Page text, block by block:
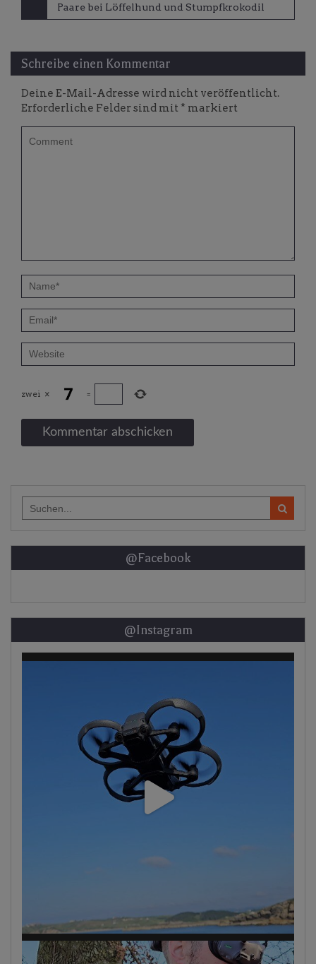
Paare bei Löffelhund und Stumpfkrokodil
Schreibe einen Kommentar
Deine E-Mail-Adresse wird nicht veröffentlicht.
Erforderliche Felder sind mit * markiert
zwei × =
for:
@Facebook
@Instagram